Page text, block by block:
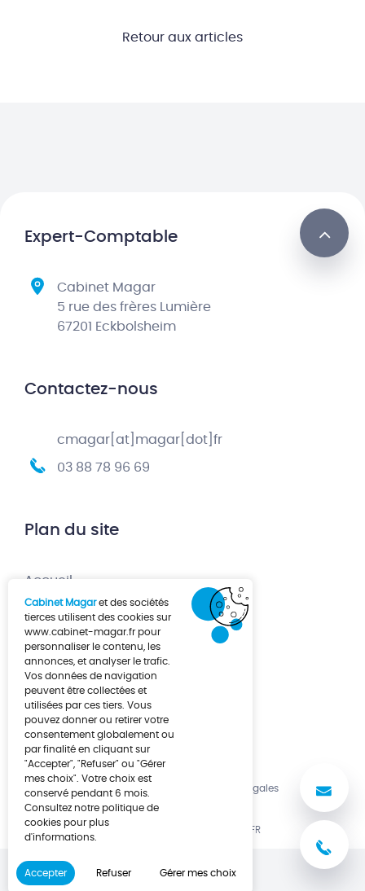
Retour aux articles
Expert-Comptable
Cabinet Magar
5 rue des frères Lumière
67201 Eckbolsheim
Contactez-nous
cmagar[at]magar[dot]fr
03 88 78 96 69
Plan du site
Accueil
Création d’entreprise
Développement d’entreprise
À propos
Actualités
Contact
Politique de cookies Mentions légales
UNE RÉALISATION LUCYAN.FR
Cabinet Magaret des sociétés
tierces utilisent des cookies sur
www.cabinet-magar.frpour
personnaliser le contenu, les
annonces, et analyser le trafic.
Vos données de navigation
peuvent être collectées et
utilisées par ces tiers. Vous
pouvez donner ou retirer votre
consentement globalement ou
par finalité en cliquant sur
"Accepter", "Refuser" ou "Gérer
mes choix". Votre choix est
conservé pendant 6 mois.
Consultez notre politique de
cookies pour plus
d'informations.
Accepter Refuser Gérer mes choix